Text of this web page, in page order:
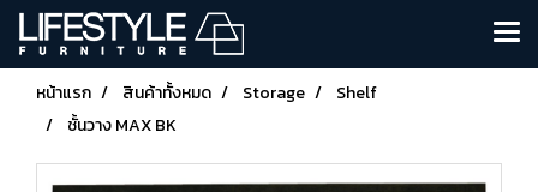
หน้าแรก สินค้าทั้งหมด Storage
Shelf
ชั้นวาง MAX BK